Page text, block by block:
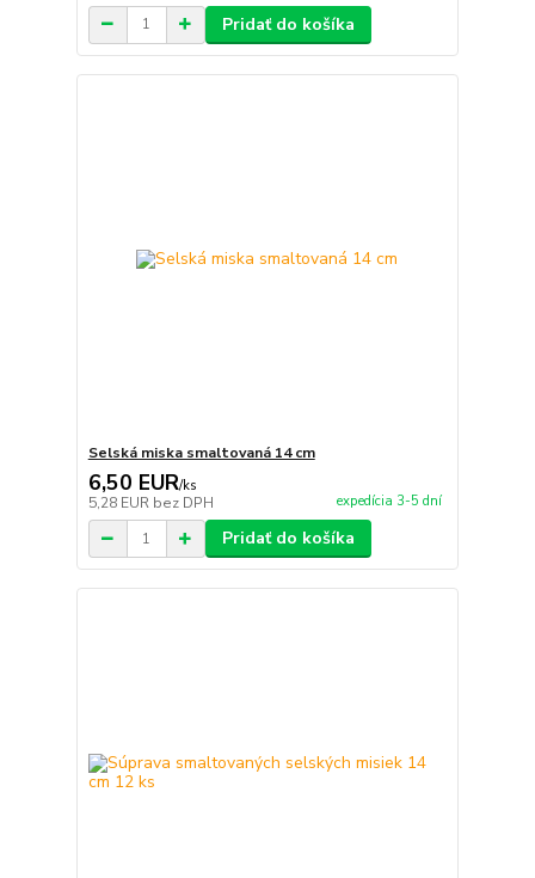
Pridať do košíka
Selská miska smaltovaná 14 cm
6,50 EUR/ks
5,28 EUR bez DPH expedícia 3-5 dní
Pridať do košíka